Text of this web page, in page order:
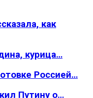
как
курица…
Россией…
Путину о…